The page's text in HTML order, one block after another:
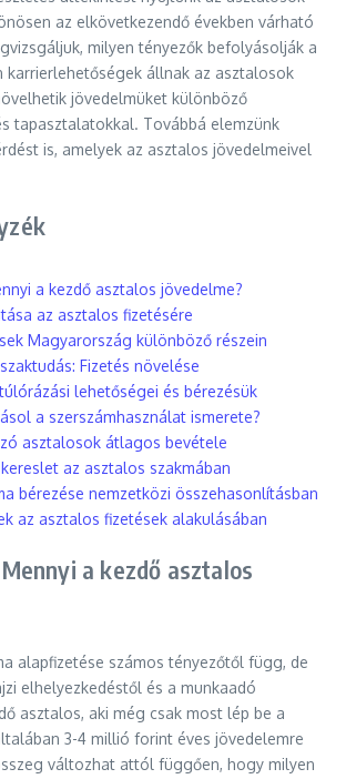
az elkövetkezendő években várható
milyen tényezők befolyásolják a
karrierlehetőségek állnak az asztalosok
jövedelmüket különböző
tapasztalatokkal. Továbbá elemzünk
is, amelyek az asztalos jövedelmeivel
a kezdő asztalos jövedelme?
az asztalos fizetésére
Magyarország különböző részein
Fizetés növelése
lehetőségei és bérezésük
a szerszámhasználat ismerete?
asztalosok átlagos bevétele
az asztalos szakmában
bérezése nemzetközi összehasonlításban
az asztalos fizetések alakulásában
a kezdő asztalos
alapfizetése számos tényezőtől függ, de
elhelyezkedéstől és a munkaadó
asztalos, aki még csak most lép be a
3-4 millió forint éves jövedelemre
változhat attól függően, hogy milyen